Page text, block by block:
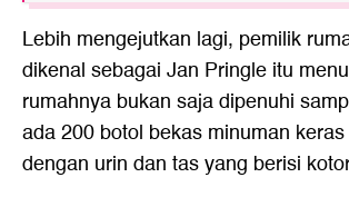
Lebih mengejutkan lagi, pemilik
dikenal sebagai Jan Pringle itu
rumahnya bukan saja dipenuhi
ada 200 botol bekas minuman
dengan urin dan tas yang berisi